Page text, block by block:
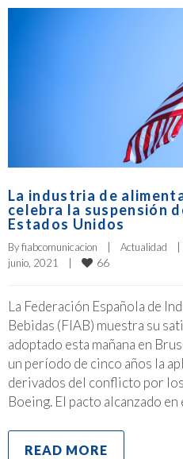
La industria de
celebra la suspensión
Estados Unidos
By fiabcomunicacion Actualidad
junio, 2021
66
La Federación Española de
Bebidas (FIAB) muestra su
adoptado esta mañana en
un período de cinco años la
derivados del conflicto por
Boeing. El pacto alcanzado
READ MORE